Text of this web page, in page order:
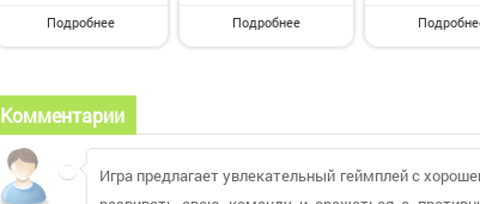
Подробнее Подробнее
Комментарии
Игра предлагает увлекательный геймплей с